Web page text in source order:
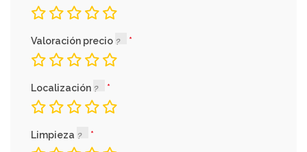
Valoración precio
Localización
Limpieza